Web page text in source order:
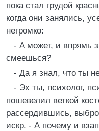
пока стал грудой
когда они занялись,
негромко:
- А может, и впрямь
смеешься?
- Да я знал, что ты
- Эх ты, психолог,
пошевелил веткой
рассердившись,
искр. - А почему и